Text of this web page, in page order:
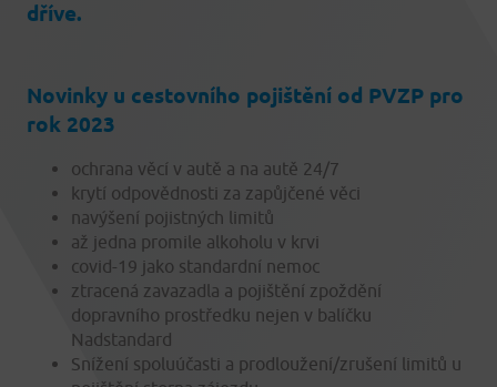
dříve.
Novinky u cestovního pojištění od PVZP pro
rok 2023
ochrana věcí v autě a na autě 24/7
krytí odpovědnosti za zapůjčené věci
navýšení pojistných limitů
až jedna promile alkoholu v krvi
covid-19 jako standardní nemoc
ztracená zavazadla a pojištění zpoždění
dopravního prostředku nejen v balíčku
Nadstandard
Snížení spoluúčasti a prodloužení/zrušení limitů u